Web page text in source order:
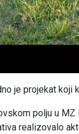
je projekat koji
polju u MZ
realizovalo